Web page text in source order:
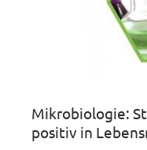
Mikrobiologie:
positiv in